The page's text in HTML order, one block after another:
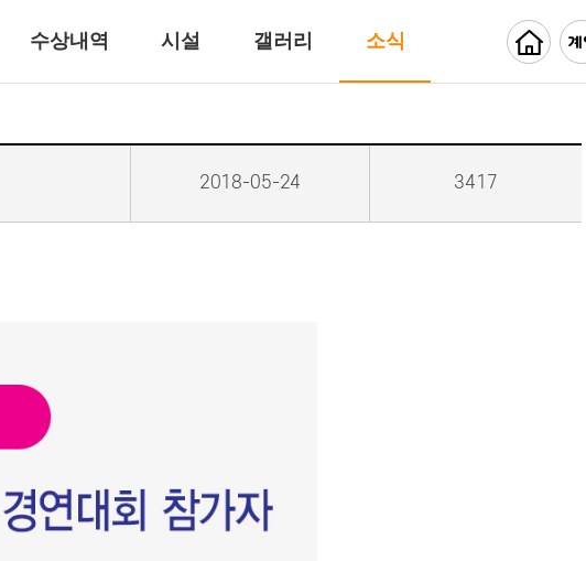
수상내역 시설 갤러리 소식
2018-05-24 3417